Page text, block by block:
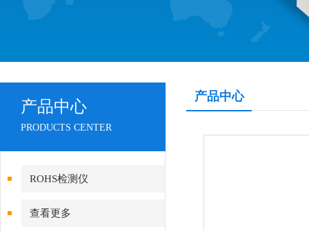
产品中心
PRODUCTS CENTER
ROHS检测仪
查看更多
产品中心